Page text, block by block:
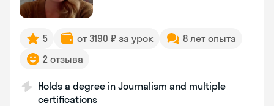
5 от 3190 ₽ за урок
8 лет опыта
2 отзыва
Holds a degree in Journalism and multiple
certifications